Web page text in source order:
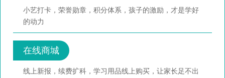
小艺打卡，荣誉勋章，积分体系，孩子的激励，才是学好
的动力
在线商城
线上新报，续费扩科，学习用品线上购买，让家长足不出